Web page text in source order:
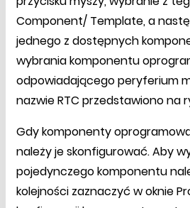
Component/ Template, a
jednego z dostępnych
wybrania komponentu
odpowiadającego peryferium
nazwie RTC przedstawiono na
Gdy komponenty
należy je skonfigurować. Aby
pojedynczego komponentu
kolejności zaznaczyć w oknie